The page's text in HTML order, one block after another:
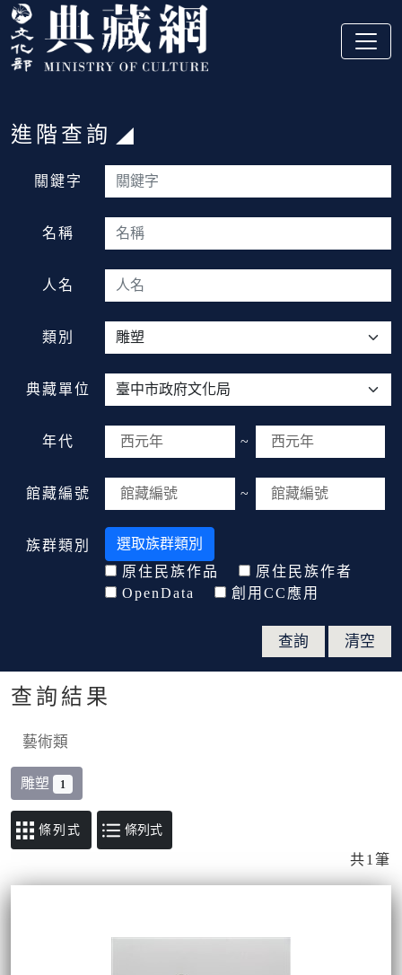
跳到主要內容
:::
:::
進階查詢
關鍵字
名稱
人名
類別
典藏單位
年代 ~
館藏編號 ~
族群類別
選取族群類別
原住民族作品
原住民族作者
OpenData
創用CC應用
查詢結果
藝術類
雕塑 1
條列式
共1筆